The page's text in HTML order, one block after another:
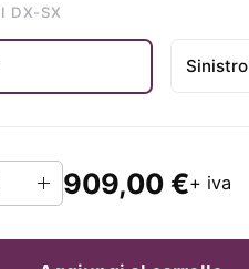
DX-SX
Sinistro
909,00 €+ iva